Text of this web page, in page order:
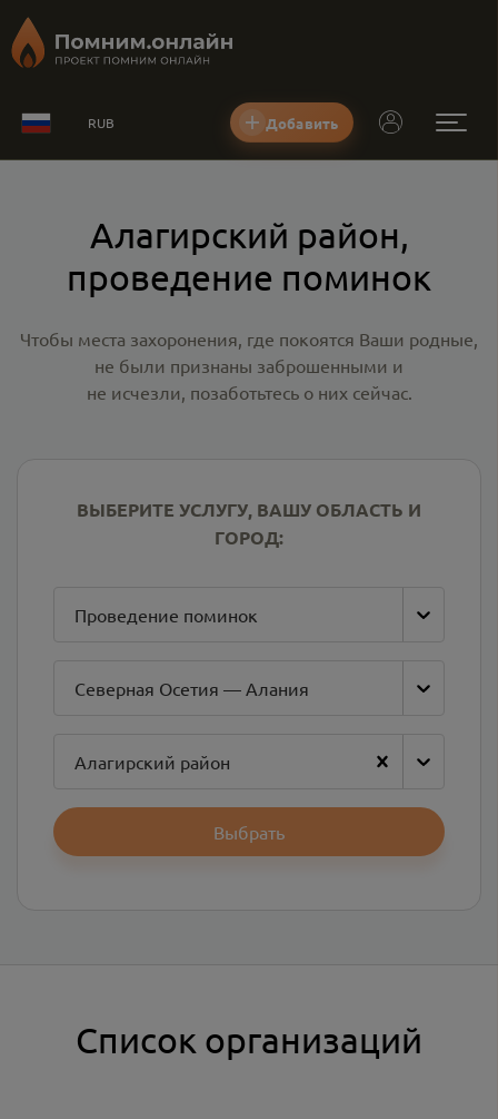
RUB Добавить
Алагирский район,
проведение поминок
Чтобы места захоронения, где покоятся Ваши родные,
не были признаны заброшенными и
не исчезли, позаботьтесь о них сейчас.
ВЫБЕРИТЕ УСЛУГУ, ВАШУ ОБЛАСТЬ И
ГОРОД:
Проведение поминок
Северная Осетия — Алания
Алагирский район
Выбрать
Список организаций